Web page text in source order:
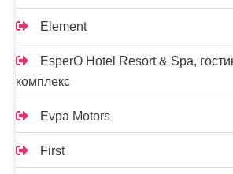
Element
EsperO Hotel Resort & Spa,
комплекс
Evpa Motors
First